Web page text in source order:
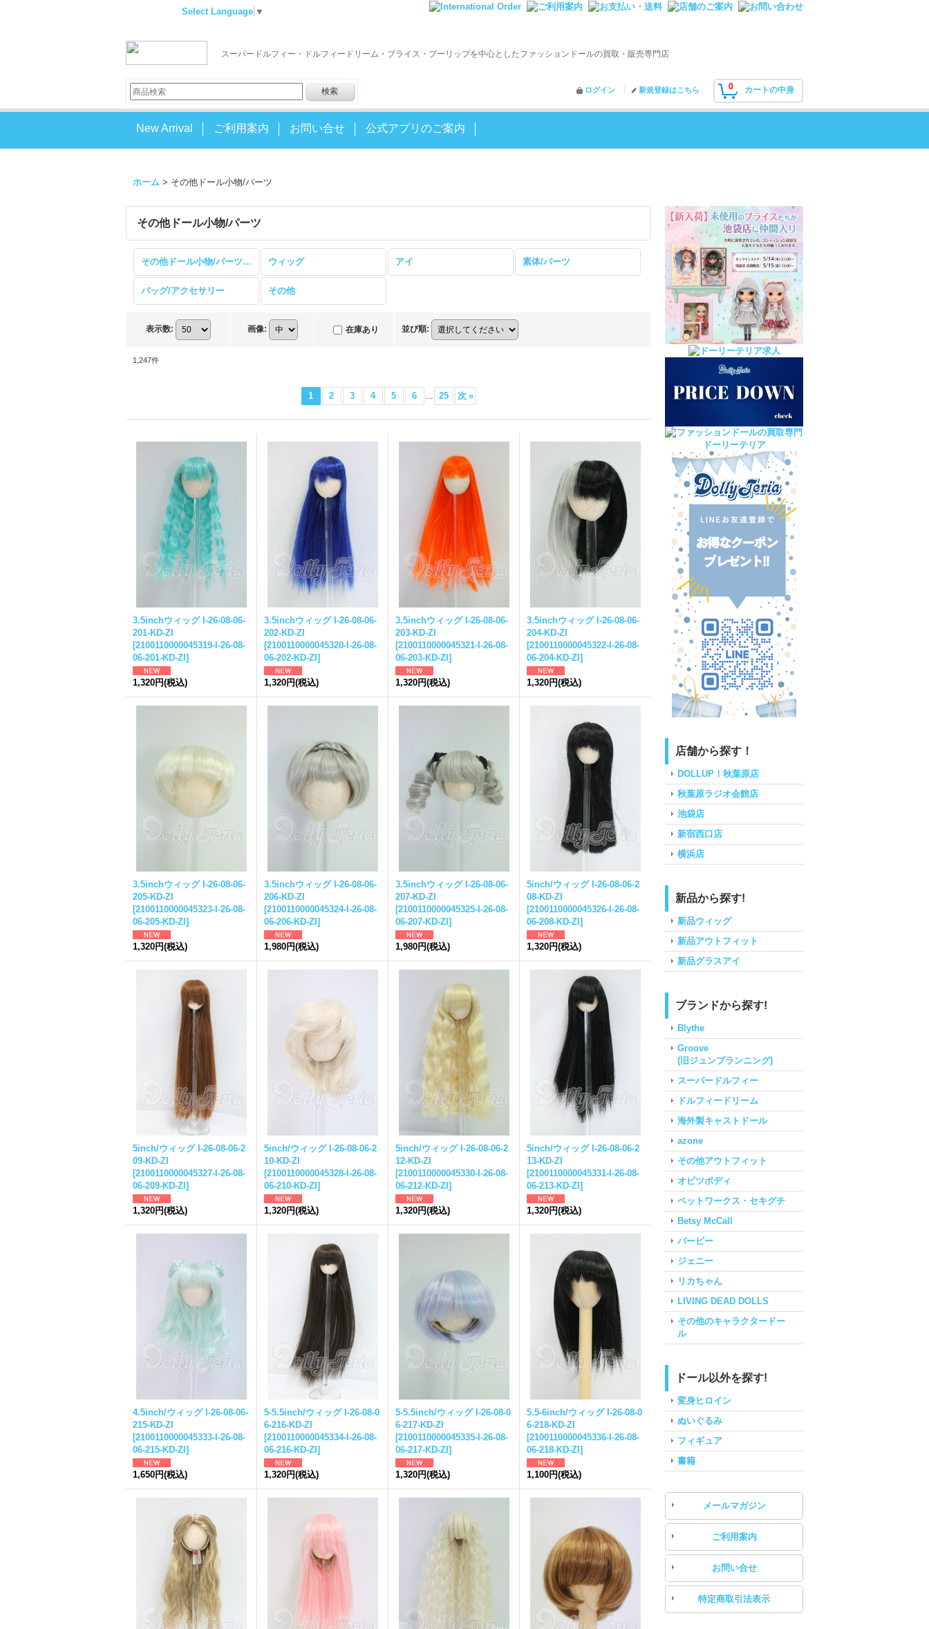
Select Language ▼
スーパードルフィー・ドルフィードリーム・ブライス・プーリップを中心としたファッションドールの買取・販売専門店
0 カートの中身
ログイン 新規登録はこちら
New Arrival ご利用案内 お問い合せ 公式アプリのご案内
ホーム > その他ドール小物/パーツ
その他ドール小物/パーツ
その他ドール小物/パーツ (全商品) ウィッグ アイ 素体/パーツ
バッグ/アクセサリー その他
表示数: 画像: 在庫あり 並び順:
1,247件
1 2 3 4 5 6 ... 25 次 »
3.5inchウィッグ I-26-08-06-
201-KD-ZI
[2100110000045319-I-26-08-
06-201-KD-ZI ]
1,320円(税込)
3.5inchウィッグ I-26-08-06-
202-KD-ZI
[2100110000045320-I-26-08-
06-202-KD-ZI ]
1,320円(税込)
3.5inchウィッグ I-26-08-06-
203-KD-ZI
[2100110000045321-I-26-08-
06-203-KD-ZI ]
1,320円(税込)
3.5inchウィッグ I-26-08-06-
204-KD-ZI
[2100110000045322-I-26-08-
06-204-KD-ZI ]
1,320円(税込)
3.5inchウィッグ I-26-08-06-
205-KD-ZI
[2100110000045323-I-26-08-
06-205-KD-ZI ]
1,320円(税込)
3.5inchウィッグ I-26-08-06-
206-KD-ZI
[2100110000045324-I-26-08-
06-206-KD-ZI ]
1,980円(税込)
3.5inchウィッグ I-26-08-06-
207-KD-ZI
[2100110000045325-I-26-08-
06-207-KD-ZI ]
1,980円(税込)
5inch/ウィッグ I-26-08-06-2
08-KD-ZI
[2100110000045326-I-26-08-
06-208-KD-ZI ]
1,320円(税込)
5inch/ウィッグ I-26-08-06-2
09-KD-ZI
[2100110000045327-I-26-08-
06-209-KD-ZI ]
1,320円(税込)
5inch/ウィッグ I-26-08-06-2
10-KD-ZI
[2100110000045328-I-26-08-
06-210-KD-ZI ]
1,320円(税込)
5inch/ウィッグ I-26-08-06-2
12-KD-ZI
[2100110000045330-I-26-08-
06-212-KD-ZI ]
1,320円(税込)
5inch/ウィッグ I-26-08-06-2
13-KD-ZI
[2100110000045331-I-26-08-
06-213-KD-ZI ]
1,320円(税込)
4.5inch/ウィッグ I-26-08-06-
215-KD-ZI
[2100110000045333-I-26-08-
06-215-KD-ZI ]
1,650円(税込)
5-5.5inch/ウィッグ I-26-08-0
6-216-KD-ZI
[2100110000045334-I-26-08-
06-216-KD-ZI ]
1,320円(税込)
5-5.5inch/ウィッグ I-26-08-0
6-217-KD-ZI
[2100110000045335-I-26-08-
06-217-KD-ZI ]
1,320円(税込)
5.5-6inch/ウィッグ I-26-08-0
6-218-KD-ZI
[2100110000045336-I-26-08-
06-218-KD-ZI ]
1,100円(税込)
店舗から探す！
DOLLUP！秋葉原店
秋葉原ラジオ会館店
池袋店
新宿西口店
横浜店
新品から探す!
新品ウィッグ
新品アウトフィット
新品グラスアイ
ブランドから探す!
Blythe
Groove
(旧ジュンプランニング)
スーパードルフィー
ドルフィードリーム
海外製キャストドール
azone
その他アウトフィット
オビツボディ
ペットワークス・セキグチ
Betsy McCall
バービー
ジェニー
リカちゃん
LIVING DEAD DOLLS
その他のキャラクタードー
ル
ドール以外を探す!
変身ヒロイン
ぬいぐるみ
フィギュア
書籍
メールマガジン
ご利用案内
お問い合せ
特定商取引法表示